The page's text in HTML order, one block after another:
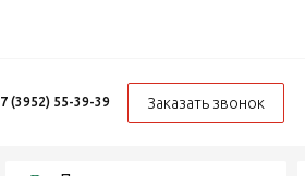
(3952) 55-39-39 Заказать звонок